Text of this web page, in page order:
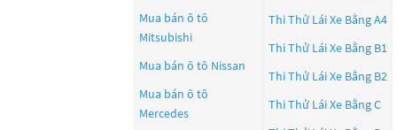
Mua bán ô tô
Mitsubishi
Mua bán ô tô Nissan
Mua bán ô tô
Mercedes
Thi Thử Lái Xe Bằng A4
Thi Thử Lái Xe Bằng B1
Thi Thử Lái Xe Bằng B2
Thi Thử Lái Xe Bằng C